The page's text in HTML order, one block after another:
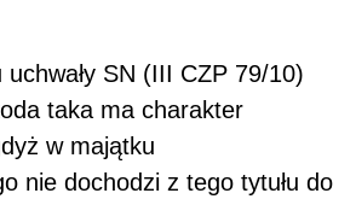
SN (III CZP 79/10)
taka ma charakter
w majątku
nie dochodzi z tego tytułu do